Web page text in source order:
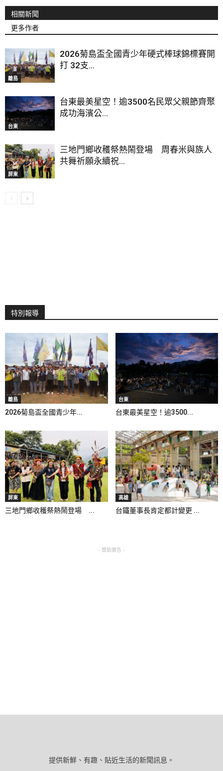
相關新聞
更多作者
離島
2026菊島盃全國青少年硬式棒球錦標賽開
打 32支...
台東
台東最美星空！逾3500名民眾父親節齊聚
成功海濱公...
屏東
三地門鄉收穫祭熱鬧登場 周春米與族人
共舞祈願永續祝...
特別報導
離島
2026菊島盃全國青少年...
台東
台東最美星空！逾3500...
屏東
三地門鄉收穫祭熱鬧登場 ...
高雄
台鐵董事長肯定都計變更 ...
- 贊助廣告 -
提供新鮮、有趣、貼近生活的新聞訊息。